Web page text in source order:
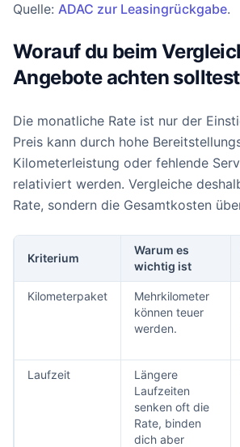
Quelle: ADAC zur Leasingrückgabe.
Worauf du beim
Angebote achten solltest
Die monatliche Rate ist nur der
Preis kann durch hohe
Kilometerleistung oder fehlende
relativiert werden. Vergleiche
Rate, sondern die Gesamtkosten
Kriterium
Warum es
wichtig ist
Kilometerpaket
Mehrkilometer
können teuer
werden.
Laufzeit
Längere
Laufzeiten
senken oft die
Rate, binden
dich aber